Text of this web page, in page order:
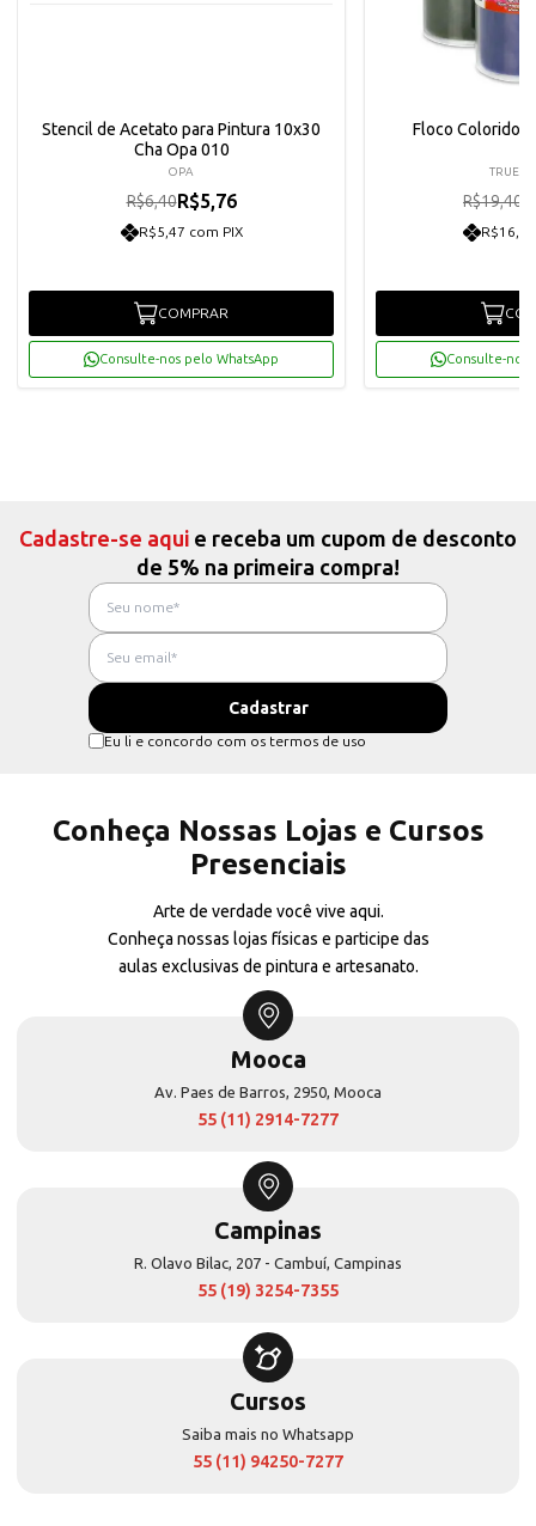
Stencil de Acetato para Pintura 10x30
Cha Opa 010
OPA
R$6,40R$5,76
R$5,47 com PIX
COMPRAR
Consulte-nos pelo WhatsApp
Floco Colorido
TRUE
R$19,40
Consulte-nos
Cadastre-se aqui e receba um cupom de desconto
de 5% na primeira compra!
Eu li e concordo com os termos de uso
Conheça Nossas Lojas e Cursos
Presenciais
Arte de verdade você vive aqui.
Conheça nossas lojas físicas e participe das
aulas exclusivas de pintura e artesanato.
Mooca
Av. Paes de Barros, 2950, Mooca
55 (11) 2914-7277
Campinas
R. Olavo Bilac, 207 - Cambuí, Campinas
55 (19) 3254-7355
Cursos
Saiba mais no Whatsapp
55 (11) 94250-7277